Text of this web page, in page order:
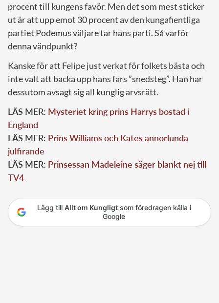
procent till kungens favör. Men det som mest sticker
ut är att upp emot 30 procent av den kungafientliga
partiet Podemus väljare tar hans parti. Så varför
denna vändpunkt?
Kanske för att Felipe just verkat för folkets bästa och
inte valt att backa upp hans fars ”snedsteg”. Han har
dessutom avsagt sig all kunglig arvsrätt.
LÄS MER: Mysteriet kring prins Harrys bostad i
England
LÄS MER: Prins Williams och Kates annorlunda
julfirande
LÄS MER: Prinsessan Madeleine säger blankt nej till
TV4
Lägg till Allt om Kungligtsom föredragen källa i
Google